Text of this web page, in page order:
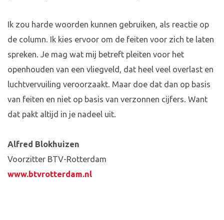
Ik zou harde woorden kunnen gebruiken, als reactie op
de column. Ik kies ervoor om de feiten voor zich te laten
spreken. Je mag wat mij betreft pleiten voor het
openhouden van een vliegveld, dat heel veel overlast en
luchtvervuiling veroorzaakt. Maar doe dat dan op basis
van feiten en niet op basis van verzonnen cijfers. Want
dat pakt altijd in je nadeel uit.
Alfred Blokhuizen
Voorzitter BTV-Rotterdam
www.btvrotterdam.nl